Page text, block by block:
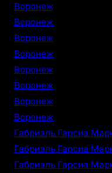
Воронеж
Воронеж
Воронеж
Воронеж
Воронеж
Воронеж
Воронеж
Воронеж
Габриэль Гарсиа
Габриэль Гарсиа
Габриэль Гарсиа